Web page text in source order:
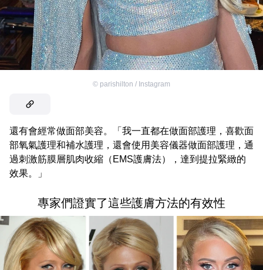
© parishilton / Instagram
還有會經常做面部美容。「我一直都在做面部護理，喜歡面
部氧氣護理和補水護理，還會使用美容儀器做面部護理，通
過刺激筋膜層肌肉收縮（EMS護膚法），達到提拉緊緻的
效果。」
專家們證實了這些護膚方法的有效性